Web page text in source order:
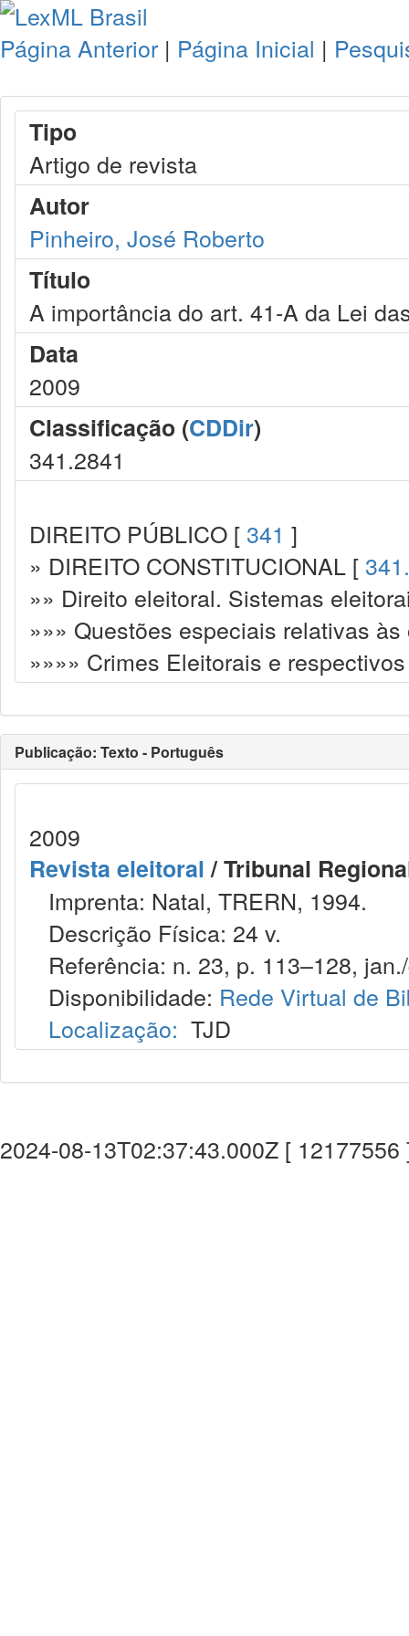
Página Anterior | Página Inicial |
Tipo
Artigo de revista
Autor
Pinheiro, José Roberto
Título
A importância do art. 41-A da Lei
Data
2009
Classificação (CDDir)
341.2841
DIREITO PÚBLICO [ 341 ]
» DIREITO CONSTITUCIONAL [
»» Direito eleitoral. Sistemas
»»» Questões especiais relativas
»»»» Crimes Eleitorais e
Publicação: Texto - Português
2009
Revista eleitoral/ Tribunal
Imprenta: Natal, TRERN, 1994.
Descrição Física: 24 v.
Referência: n. 23, p. 113–128,
Disponibilidade: Rede Virtual de
Localização: TJD
2024-08-13T02:37:43.000Z [ 12177556